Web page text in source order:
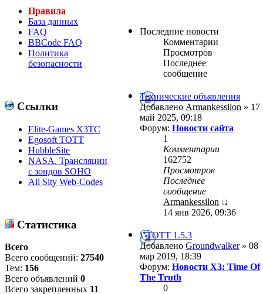
Правила
База данных
FAQ
BBCode FAQ
Политика
безопасности
Ссылки
Elite-Games X3TC
Egosoft TOTT
HubbleSite
NASA. Трансляции
с зондов SOHO
All Sity Web-Codes
Статистика
Всего
Всего сообщений: 27540
Тем: 156
Всего объявлений 0
Всего закрепленных 11
Последние новости
Комментарии
Просмотров
Последнее
сообщение
Технические объявления
Добавлено Armankessilon » 17
май 2025, 09:18
Форум: Новости сайта
1
Комментарии
162752
Просмотров
Последнее
сообщение
Armankessilon
14 янв 2026, 09:36
ТОТТ 1.5.3
Добавлено Groundwalker» 08
мар 2019, 18:39
Форум: Новости X3: Time Of
The Truth
0